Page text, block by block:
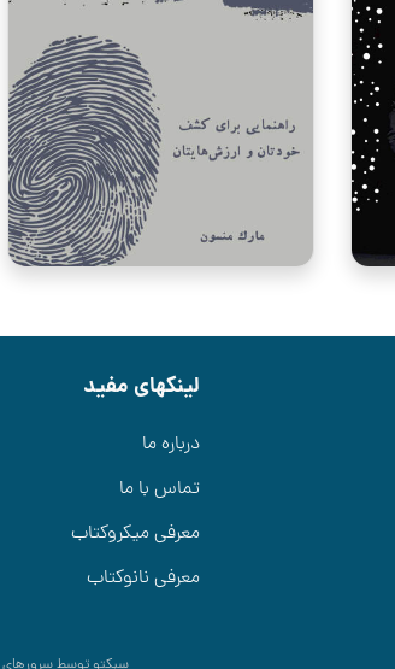
لینکهای مفید
درباره ما
تماس با ما
معرفی میکروکتاب
معرفی نانوکتاب